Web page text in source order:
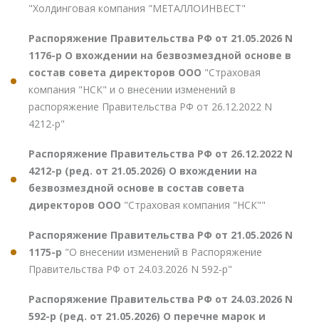
"Холдинговая компания "МЕТАЛЛОИНВЕСТ"
Распоряжение Правительства РФ от 21.05.2026 N
1176-р О вхождении на безвозмездной основе в
состав совета директоров ООО "Страховая
компания "НСК" и о внесении изменений в
распоряжение Правительства РФ от 26.12.2022 N
4212-р"
Распоряжение Правительства РФ от 26.12.2022 N
4212-р (ред. от 21.05.2026) О вхождении на
безвозмездной основе в состав совета
директоров ООО "Страховая компания "НСК""
Распоряжение Правительства РФ от 21.05.2026 N
1175-р "О внесении изменений в Распоряжение
Правительства РФ от 24.03.2026 N 592-р"
Распоряжение Правительства РФ от 24.03.2026 N
592-р (ред. от 21.05.2026) О перечне марок и